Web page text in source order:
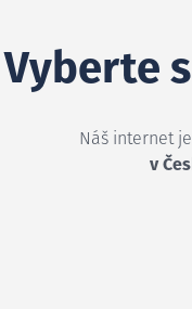
Vyberte
Náš internet
v